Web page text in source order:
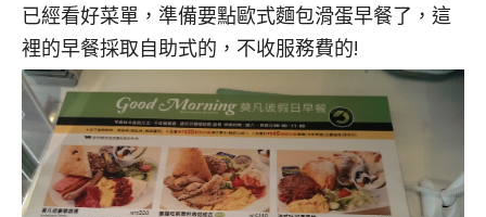
已經看好菜單，準備要點歐式麵包滑蛋早餐了，這
裡的早餐採取自助式的，不收服務費的!